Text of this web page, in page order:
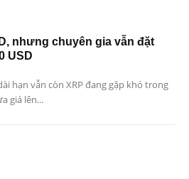
nhưng chuyên gia vẫn đặt
USD
hạn vẫn còn XRP đang gặp khó trong
giá lên...